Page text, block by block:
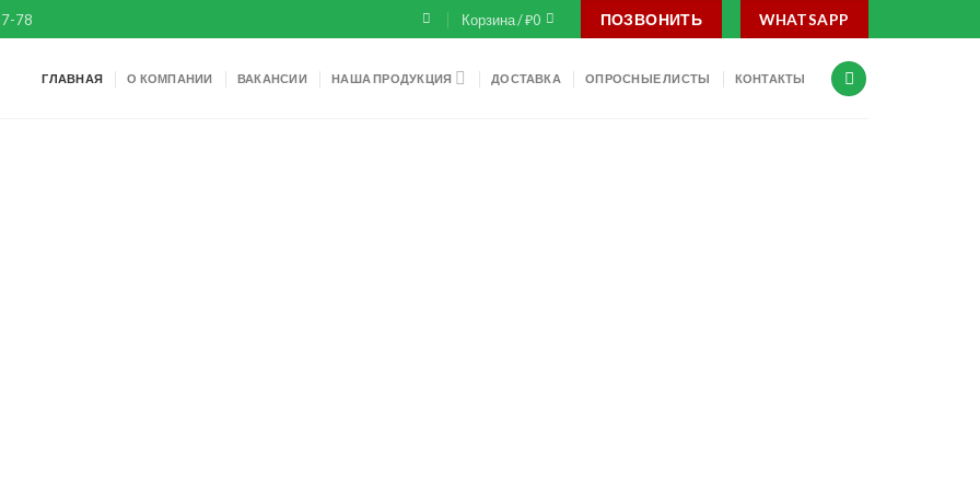
78 Корзина /₽0 ПОЗВОНИТЬ WHATSAPP
ГЛАВНАЯ О КОМПАНИИ ВАКАНСИИ НАША ПРОДУКЦИЯ ДОСТАВКА ОПРОСНЫЕ ЛИСТЫ КОНТАКТЫ